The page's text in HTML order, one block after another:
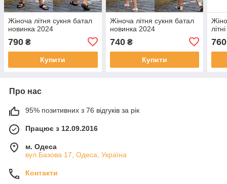
Жіноча літня сукня батал
новинка 2024
790 ₴
Купити
Жіноча літня сукня батал
новинка 2024
740₴
Купити
760
Про нас
95% позитивних з 76 відгуків за рік
Працює з 12.09.2016
м. Одеса
вул.Базова 17, Одеса, Україна
Контакти